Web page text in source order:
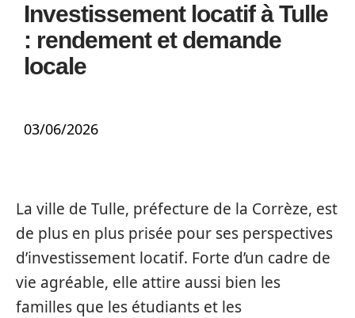
Investissement locatif à Tulle
: rendement et demande
locale
03/06/2026
La ville de Tulle, préfecture de la Corrèze, est
de plus en plus prisée pour ses perspectives
d’investissement locatif. Forte d’un cadre de
vie agréable, elle attire aussi bien les
familles que les étudiants et les